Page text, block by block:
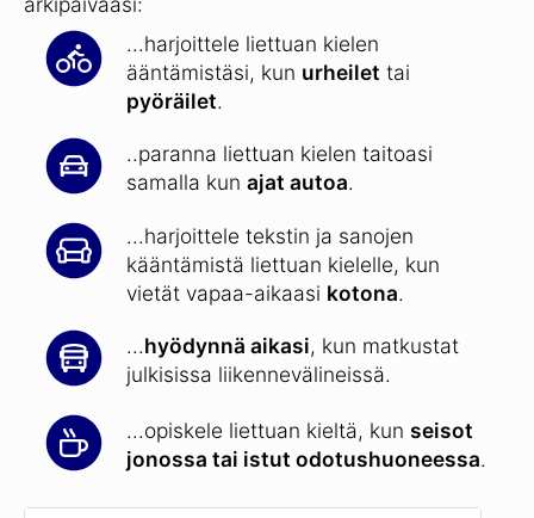
...harjoittele liettuan kielen
ääntämistäsi, kun urheilet tai
pyöräilet.
..paranna liettuan kielen taitoasi
samalla kun ajat autoa.
...harjoittele tekstin ja sanojen
kääntämistä liettuan kielelle, kun
vietät vapaa-aikaasi kotona.
...hyödynnä aikasi, kun matkustat
julkisissa liikennevälineissä.
...opiskele liettuan kieltä, kun seisot
jonossa tai istut odotushuoneessa.